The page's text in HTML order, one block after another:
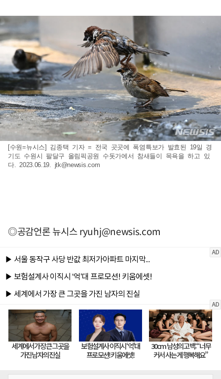
[수원=뉴시스] 김종택 기자 = 전국 곳곳에 폭염특보가 발효된 19일 경
기도 수원시 팔달구 올림픽공원 수돗가에서 참새들이 목욕을 하고 있
다. 2023.06.19. jtk@newsis.com
◎공감언론 뉴시스ryuhj@newsis.com